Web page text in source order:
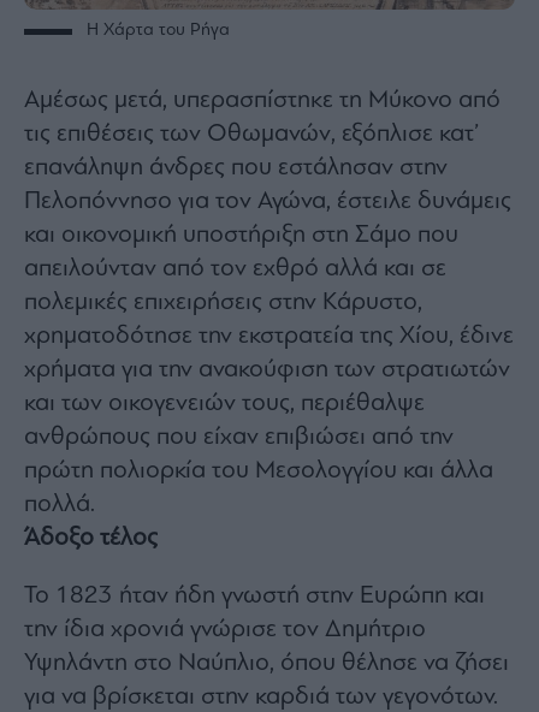
Η Χάρτα του Ρήγα
Αμέσως μετά, υπερασπίστηκε τη Μύκονο από
τις επιθέσεις των Οθωμανών, εξόπλισε κατ’
επανάληψη άνδρες που εστάλησαν στην
Πελοπόννησο για τον Αγώνα, έστειλε δυνάμεις
και οικονομική υποστήριξη στη Σάμο που
απειλούνταν από τον εχθρό αλλά και σε
πολεμικές επιχειρήσεις στην Κάρυστο,
χρηματοδότησε την εκστρατεία της Χίου, έδινε
χρήματα για την ανακούφιση των στρατιωτών
και των οικογενειών τους, περιέθαλψε
ανθρώπους που είχαν επιβιώσει από την
πρώτη πολιορκία του Μεσολογγίου και άλλα
πολλά.
Άδοξο τέλος
Το 1823 ήταν ήδη γνωστή στην Ευρώπη και
την ίδια χρονιά γνώρισε τον Δημήτριο
Υψηλάντη στο Ναύπλιο, όπου θέλησε να ζήσει
για να βρίσκεται στην καρδιά των γεγονότων.